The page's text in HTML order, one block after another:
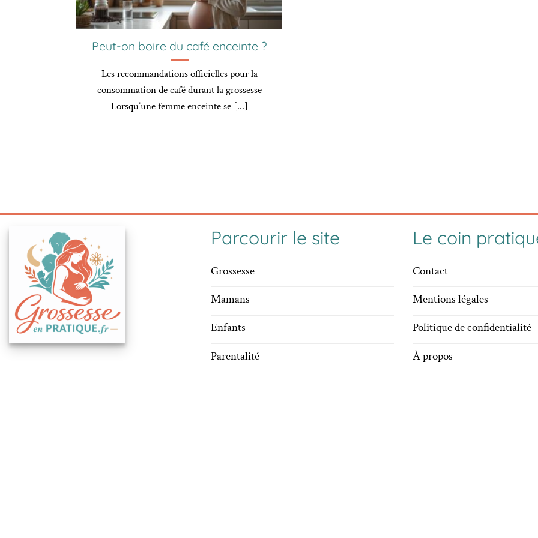
Peut-on boire du café enceinte ?
Les recommandations officielles pour la
consommation de café durant la grossesse
Lorsqu’une femme enceinte se [...]
Parcourir le site
Grossesse
Mamans
Enfants
Parentalité
Le coin
Contact
Mentions légales
Politique de confidentialité
À propos